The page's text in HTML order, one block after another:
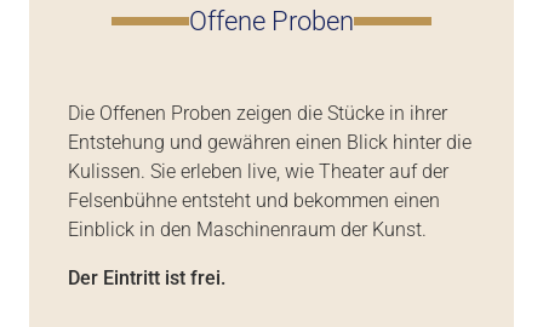
Offene Proben
Die Offenen Proben zeigen die Stücke in ihrer
Entstehung und gewähren einen Blick hinter die
Kulissen. Sie erleben live, wie Theater auf der
Felsenbühne entsteht und bekommen einen
Einblick in den Maschinenraum der Kunst.
Der Eintritt ist frei.